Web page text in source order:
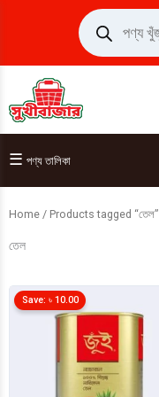
Products
search
☰ পণ্য তালিকা
Home / Products tagged “তেল”
তেল
Save: ৳ 10.00